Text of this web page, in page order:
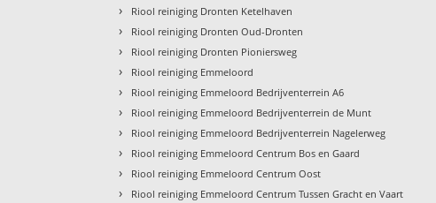
› Riool reiniging Dronten Ketelhaven
› Riool reiniging Dronten Oud-Dronten
› Riool reiniging Dronten Pioniersweg
› Riool reiniging Emmeloord
› Riool reiniging Emmeloord Bedrijventerrein A6
› Riool reiniging Emmeloord Bedrijventerrein de Munt
› Riool reiniging Emmeloord Bedrijventerrein Nagelerweg
› Riool reiniging Emmeloord Centrum Bos en Gaard
› Riool reiniging Emmeloord Centrum Oost
› Riool reiniging Emmeloord Centrum Tussen Gracht en Vaart